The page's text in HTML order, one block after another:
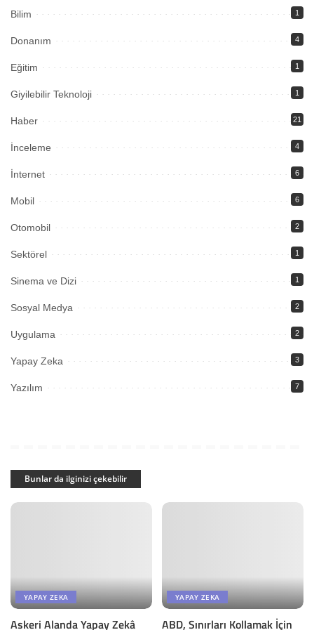
Bilim 1
Donanım 4
Eğitim 1
Giyilebilir Teknoloji 1
Haber 21
İnceleme 4
İnternet 6
Mobil 6
Otomobil 2
Sektörel 1
Sinema ve Dizi 1
Sosyal Medya 2
Uygulama 2
Yapay Zeka 3
Yazılım 7
Bunlar da ilginizi çekebilir
YAPAY ZEKA
Askeri Alanda Yapay Zekâ
YAPAY ZEKA
ABD, Sınırları Kollamak İçin